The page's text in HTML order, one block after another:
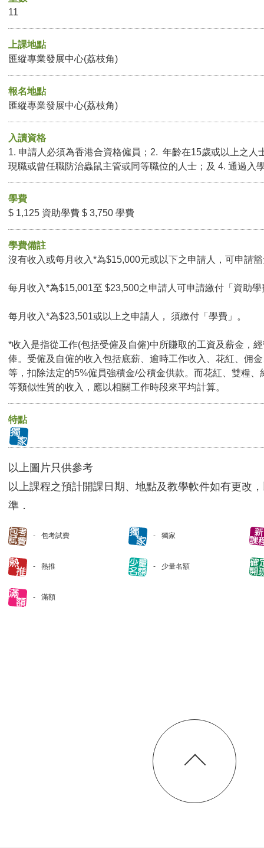
11
上課地點
匯縱專業發展中心(荔枝角)
報名地點
匯縱專業發展中心(荔枝角)
入讀資格
1. 申請人必須為香港合資格僱員；2. 年齡在15歲或以上之人
現職或曾任職防治蟲鼠主管或同等職位的人士；及 4. 通過入
學費
$ 1,125 資助學費 $ 3,750 學費
學費備註
沒有收入或每月收入*為$15,000元或以下之申請人，可申請
每月收入*為$15,001至 $23,500之申請人可申請繳付「資助學
每月收入*為$23,501或以上之申請人， 須繳付「學費」。
*收入是指從工作(包括受僱及自僱)中所賺取的工資及薪金，
俸。受僱及自僱的收入包括底薪、逾時工作收入、花紅、佣
等，扣除法定的5%僱員強積金/公積金供款。而花紅、雙糧、
等類似性質的收入，應以相關工作時段來平均計算。
特點
以上圖片只供參考
以上課程之預計開課日期、地點及教學軟件如有更改
準．
包考試費 獨家
熱推 少量名額
滿額